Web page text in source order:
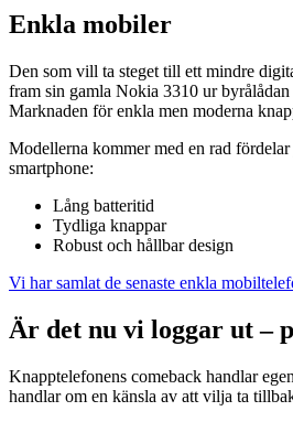
Enkla mobiler
Den som vill ta steget till ett mindre
fram sin gamla Nokia 3310 ur
Marknaden för enkla men moderna
Modellerna kommer med en rad
smartphone:
Lång batteritid
Tydliga knappar
Robust och hållbar design
Vi har samlat de senaste enkla
Är det nu vi loggar ut –
Knapptelefonens comeback handlar
handlar om en känsla av att vilja ta